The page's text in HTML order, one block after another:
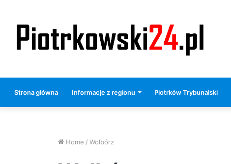
Strona główna Informacje z regionu Piotrków Trybunalski
Home / Wolbórz